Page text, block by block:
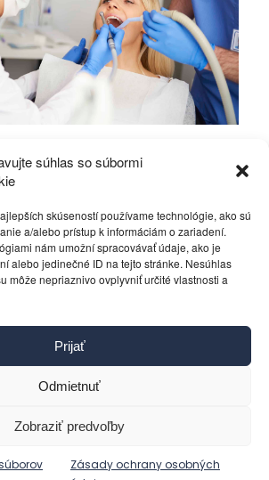
súhlas so súbormi
skúseností používame technológie, ako sú
a/alebo prístup k informáciám o zariadení.
nám umožní spracovávať údaje, ako je
alebo jedinečné ID na tejto stránke. Nesúhlas
môže nepriaznivo ovplyvniť určité vlastnosti a
Prijať
Odmietnuť
Zobraziť predvoľby
Zásady ochrany osobných
15. júla 2026
Kontakt
Pravidlá používania
Reklama
Cookies
osobných údajov